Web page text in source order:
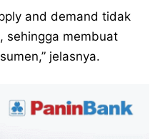
and demand tidak
sehingga membuat
jelasnya.